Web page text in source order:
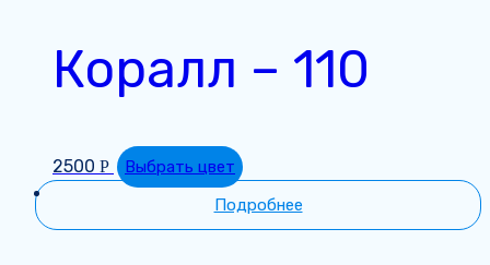
Коралл – 110
2500 Р
Выбрать цвет
Подробнее